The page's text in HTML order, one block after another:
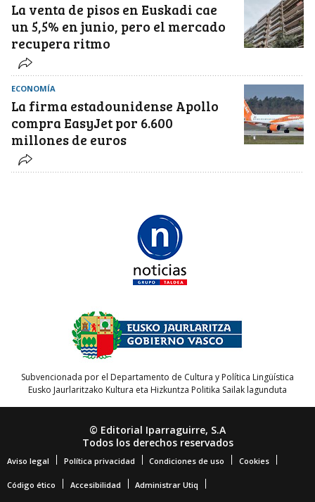
La venta de pisos en Euskadi cae
un 5,5% en junio, pero el mercado
recupera ritmo
ECONOMÍA
La firma estadounidense Apollo
compra EasyJet por 6.600
millones de euros
Subvencionada por el Departamento de Cultura y Política Lingüística
Eusko Jaurlaritzako Kultura eta Hizkuntza Politika Sailak lagunduta
© Editorial Iparraguirre, S.A
Todos los derechos reservados
Aviso legal Política privacidad Condiciones de uso Cookies
Código ético Accesibilidad Administrar Utiq